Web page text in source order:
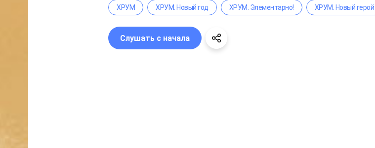
ХРУМ ХРУМ. Новый год ХРУМ. Элементарно! ХРУМ. Новый герой
Слушать с начала